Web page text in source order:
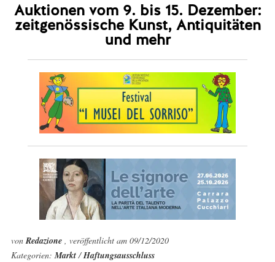
Auktionen vom 9. bis 15. Dezember:
zeitgenössische Kunst, Antiquitäten
und mehr
vonRedazione , veröffentlicht am 09/12/2020
Kategorien:Markt/Haftungsausschluss